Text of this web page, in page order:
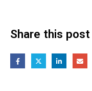
Share this post